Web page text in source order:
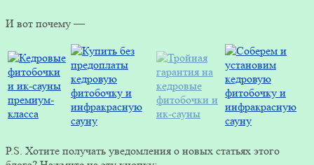
И вот почему —
P.S. Хотите получать уведомления о новых статьях этого